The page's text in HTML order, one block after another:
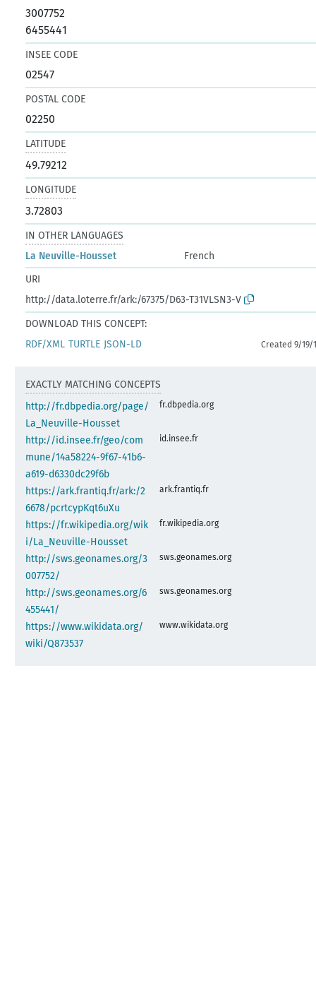
3007752
6455441
INSEE CODE
02547
POSTAL CODE
02250
LATITUDE
49.79212
LONGITUDE
3.72803
IN OTHER LANGUAGES
La Neuville-Housset
French
URI
http://data.loterre.fr/ark:/67375/D63-T31VLSN3-V
DOWNLOAD THIS CONCEPT:
RDF/XML TURTLE JSON-LD Created 9/19/
EXACTLY MATCHING CONCEPTS
http://fr.dbpedia.org/page/
La_Neuville-Housset
fr.dbpedia.org
http://id.insee.fr/geo/com
mune/14a58224-9f67-41b6-
a619-d6330dc29f6b
id.insee.fr
https://ark.frantiq.fr/ark:/2
6678/pcrtcypKqt6uXu
ark.frantiq.fr
https://fr.wikipedia.org/wik
i/La_Neuville-Housset
fr.wikipedia.org
http://sws.geonames.org/3
007752/
sws.geonames.org
http://sws.geonames.org/6
455441/
sws.geonames.org
https://www.wikidata.org/
wiki/Q873537
www.wikidata.org